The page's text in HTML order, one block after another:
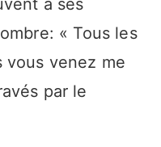
à ses
« Tous les
vous venez me
par le